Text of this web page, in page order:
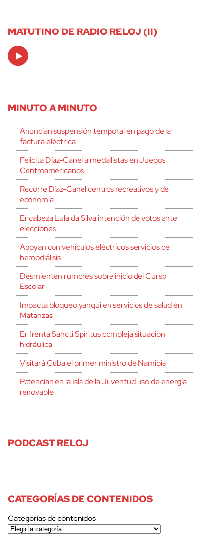
MATUTINO DE RADIO RELOJ (II)
Audio
Player
MINUTO A MINUTO
Anuncian suspensión temporal en pago de la
factura eléctrica
Felicita Díaz-Canel a medallistas en Juegos
Centroamericanos
Recorre Díaz-Canel centros recreativos y de
economía
Encabeza Lula da Silva intención de votos ante
elecciones
Apoyan con vehículos eléctricos servicios de
hemodiálisis
Desmienten rumores sobre inicio del Curso
Escolar
Impacta bloqueo yanqui en servicios de salud en
Matanzas
Enfrenta Sancti Spíritus compleja situación
hidráulica
Visitará Cuba el primer ministro de Namibia
Potencian en la Isla de la Juventud uso de energía
renovable
PODCAST RELOJ
CATEGORÍAS DE CONTENIDOS
Categorías de contenidos